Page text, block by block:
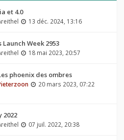
et 4.0
13 déc. 2024, 13:16
Week 2953
18 mai 2023, 20:57
phoenix des ombres
20 mars 2023, 07:22
2022
07 juil. 2022, 20:38